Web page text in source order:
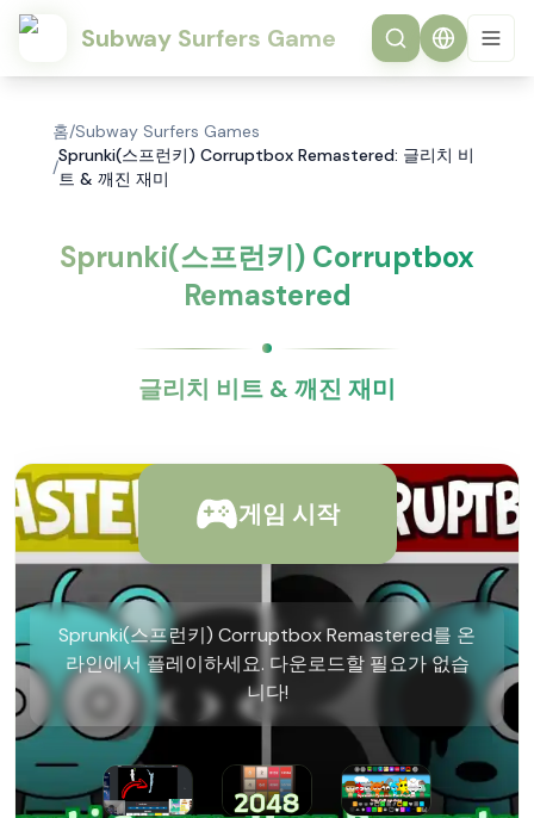
Subway Surfers Game
홈/Subway Surfers Games
/
Sprunki(스프런키) Corruptbox Remastered: 글리치 비
트 & 깨진 재미
Sprunki(스프런키) Corruptbox
Remastered
글리치 비트 & 깨진 재미
게임 시작
Sprunki(스프런키) Corruptbox Remastered를 온
라인에서 플레이하세요. 다운로드할 필요가 없습
니다!